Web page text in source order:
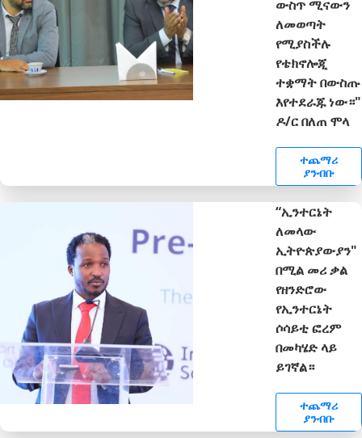
ውስጥ ሚናውን
ለመወጣት
የሚያስችሉ
የቴክኖሎጂ
ተቋማት በውስጡ
እየተደራጁ ነው።"
ዶ/ር በለጠ ሞላ
ተጨማሪ
ያንብቡ
“ኢንተርኔት
ለመላው
ኢትዮጵያውያን"
በሚል መሪ ቃል
የዘንድሮው
የኢንተርኔት
ሶሳይቲ ፎረም
በመካሄድ ላይ
ይገኛል።
ተጨማሪ
ያንብቡ